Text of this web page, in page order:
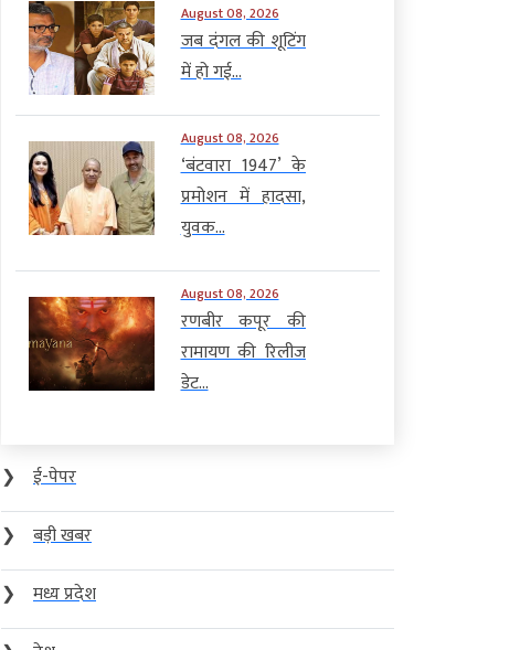
August 08, 2026
जब दंगल की शूटिंग
में हो गई...
August 08, 2026
‘बंटवारा 1947’ के
प्रमोशन में हादसा,
युवक...
August 08, 2026
रणबीर कपूर की
रामायण की रिलीज
डेट...
❯
ई-पेपर
❯
बड़ी खबर
❯
मध्य प्रदेश